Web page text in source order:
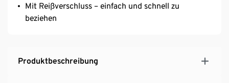
Mit Reißverschluss – einfach und schnell zu
beziehen
Produktbeschreibung